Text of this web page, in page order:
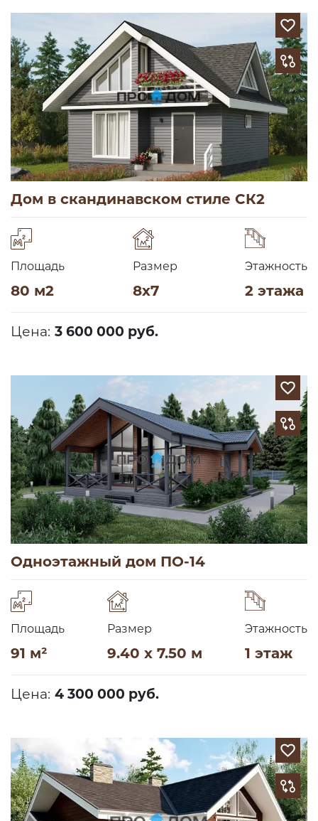
Дом в скандинавском стиле СК2
Площадь
80 м2
Размер
8х7
Этажность
2 этажа
Цена: 3 600 000 руб.
Одноэтажный дом ПО-14
Площадь
91 м²
Размер
9.40 x 7.50 м
Этажность
1 этаж
Цена: 4 300 000 руб.